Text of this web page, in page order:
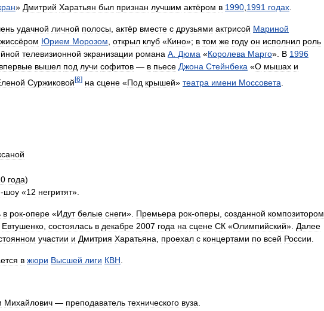
» Дмитрий Харатьян был признан лучшим актёром в 1990 1991 годах
удачной личной полосы актёр вместе с друзьями актрисой Мариной
Юрием Морозом открыл клуб «Кино»; в том же году он исполнил роль
телевизионной экранизации романа А Дюма «Королева Марго». В 1996
впервые вышел под лучи софитов — в пьесе Джона Стейнбека «О мышах и
Суржиковой[6] на сцене «Под крышей» театра имени Моссовета
года)
-шоу «12 негритят».
в рок-опере «Идут белые снеги». Премьера рок-оперы созданной композитором
Евтушенко состоялась в декабре 2007 года на сцене СК «Олимпийский». Далее
участии и Дмитрия Харатьяна проехал с концертами по всей России
в жюри Высшей лиги КВН
Михайлович — преподаватель технического вуза